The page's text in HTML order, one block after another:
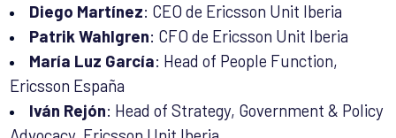
Diego Martínez: CEO de Ericsson Unit Iberia
Patrik Wahlgren: CFO de Ericsson Unit Iberia
María Luz García: Head of People Function,
Ericsson España
Iván Rejón: Head of Strategy, Government & Policy